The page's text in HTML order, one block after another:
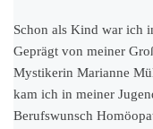
Schon als Kind war ich
Geprägt von meiner
Mystikerin Marianne
kam ich in meiner
Berufswunsch